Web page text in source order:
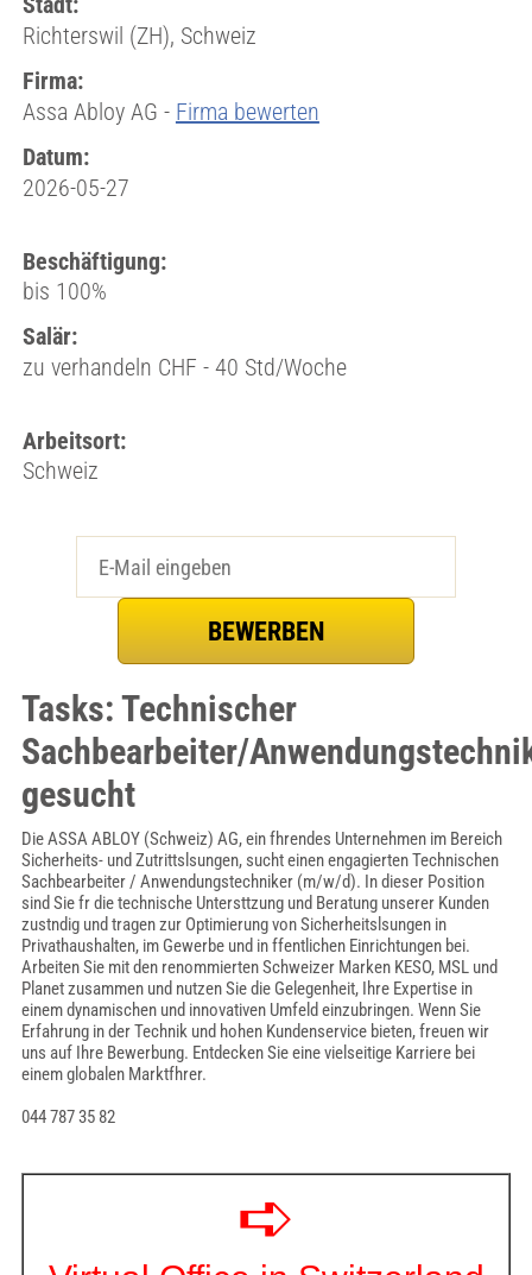
Richterswil (ZH), Schweiz
Firma:
Assa Abloy AG - Firma bewerten
Datum:
2026-05-27
Beschäftigung:
bis 100%
Salär:
zu verhandeln CHF - 40 Std/Woche
Arbeitsort:
Schweiz
Tasks: Technischer
Sachbearbeiter/
gesucht
Die ASSA ABLOY (Schweiz) AG, ein fhrendes Unternehmen im Bereich
Sicherheits- und Zutrittslsungen, sucht einen engagierten Technischen
Sachbearbeiter / Anwendungstechniker (m/w/d). In dieser Position
sind Sie fr die technische Untersttzung und Beratung unserer Kunden
zustndig und tragen zur Optimierung von Sicherheitslsungen in
Privathaushalten, im Gewerbe und in ffentlichen Einrichtungen bei.
Arbeiten Sie mit den renommierten Schweizer Marken KESO, MSL und
Planet zusammen und nutzen Sie die Gelegenheit, Ihre Expertise in
einem dynamischen und innovativen Umfeld einzubringen. Wenn Sie
Erfahrung in der Technik und hohen Kundenservice bieten, freuen wir
uns auf Ihre Bewerbung. Entdecken Sie eine vielseitige Karriere bei
einem globalen Marktfhrer.
044 787 35 82